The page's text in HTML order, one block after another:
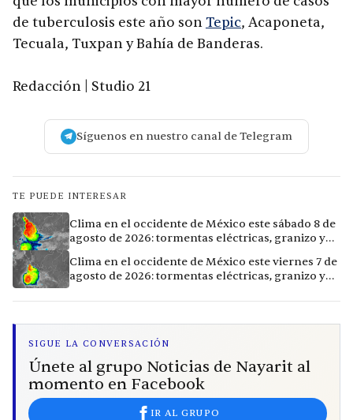
de tuberculosis este año sonTepic, Acaponeta,
Tecuala, Tuxpan y Bahía de Banderas.
Redacción | Studio 21
Síguenos en nuestro canal de Telegram
TE PUEDE INTERESAR
Clima en el occidente de México este sábado 8 de
agosto de 2026: tormentas eléctricas, granizo y
Clima en el occidente de México este viernes 7 de
agosto de 2026: tormentas eléctricas, granizo y
SIGUE LA CONVERSACIÓN
Únete al grupo Noticias de Nayarit al
momento en Facebook
IR AL GRUPO